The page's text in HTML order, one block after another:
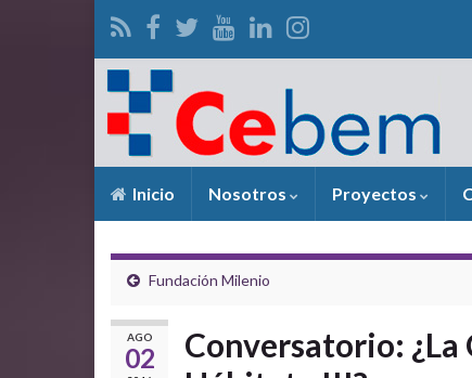
Inicio Nosotros Proyectos
Fundación Milenio
AGO
02
Conversatorio: